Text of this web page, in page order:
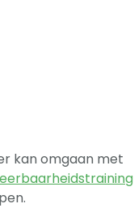
kan omgaan met